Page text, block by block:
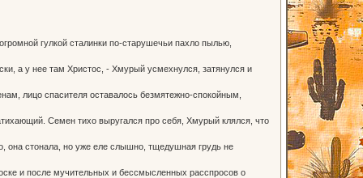
гулкой сталинки по-старушечьи пахло пылью,
а у нее там Христос, - Хмурый усмехнулся, затянулся и
лицо спасителя оставалось безмятежно-спокойным,
Семен тихо выругался про себя, Хмурый клялся, что
она стонала, но уже еле слышно, тщедушная грудь не
и после мучительных и бессмысленных расспросов о